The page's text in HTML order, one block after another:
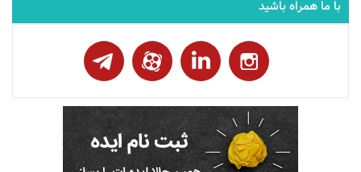
با ما همراه باشید